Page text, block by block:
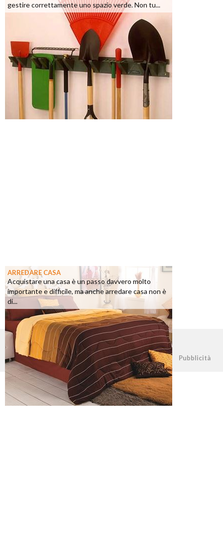
gestire correttamente uno spazio verde. Non tu...
ARREDARE CASA
Acquistare una casa è un passo davvero molto
importante e difficile, ma anche arredare casa non è
di...
©2026 - casapratica.net - p.iva 03338800984 Pubblicità